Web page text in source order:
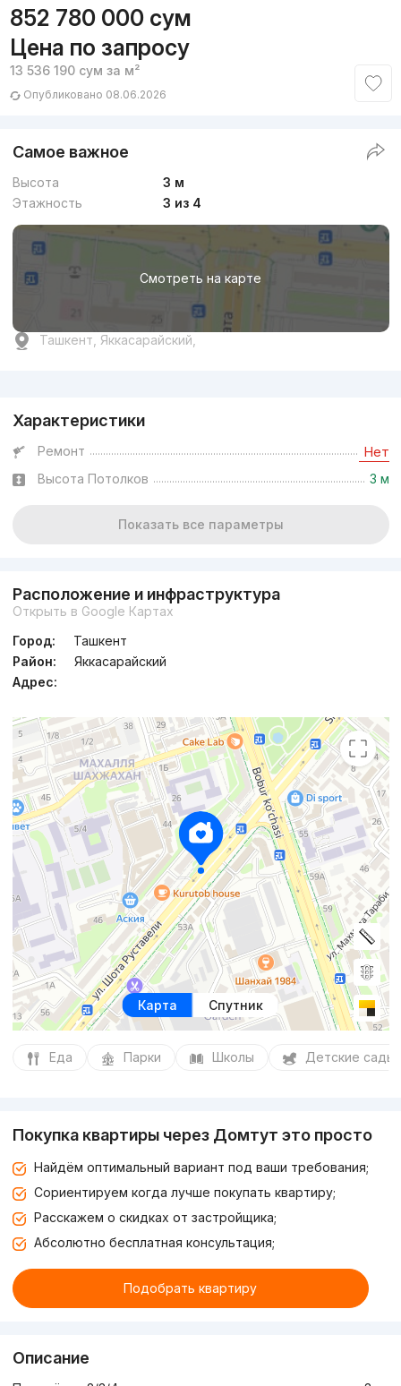
852 780 000 сум
Цена по запросу
13 536 190 сум за м²
Опубликовано 08.06.2026
Самое важное
Высота
3 м
Этажность
3 из 4
Смотреть на карте
Ташкент, Яккасарайский,
Характеристики
Ремонт Нет
Высота Потолков 3 м
Показать все параметры
Расположение и инфраструктура
Открыть в Google Картах
Город:
Ташкент
Район:
Яккасарайский
Адрес:
Карта Спутник
Еда Парки Школы Детские сады
Покупка квартиры через Домтут это просто
Найдём оптимальный вариант под ваши требования;
Сориентируем когда лучше покупать квартиру;
Расскажем о скидках от застройщика;
Абсолютно бесплатная консультация;
Подобрать квартиру
Описание